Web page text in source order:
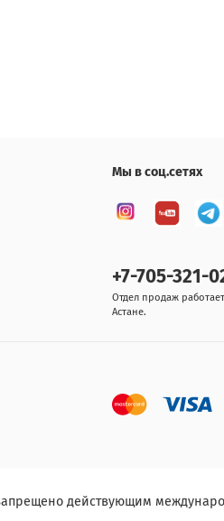
Мы в соц.сетях
+7-705-321-
Отдел продаж
Астане.
действующим